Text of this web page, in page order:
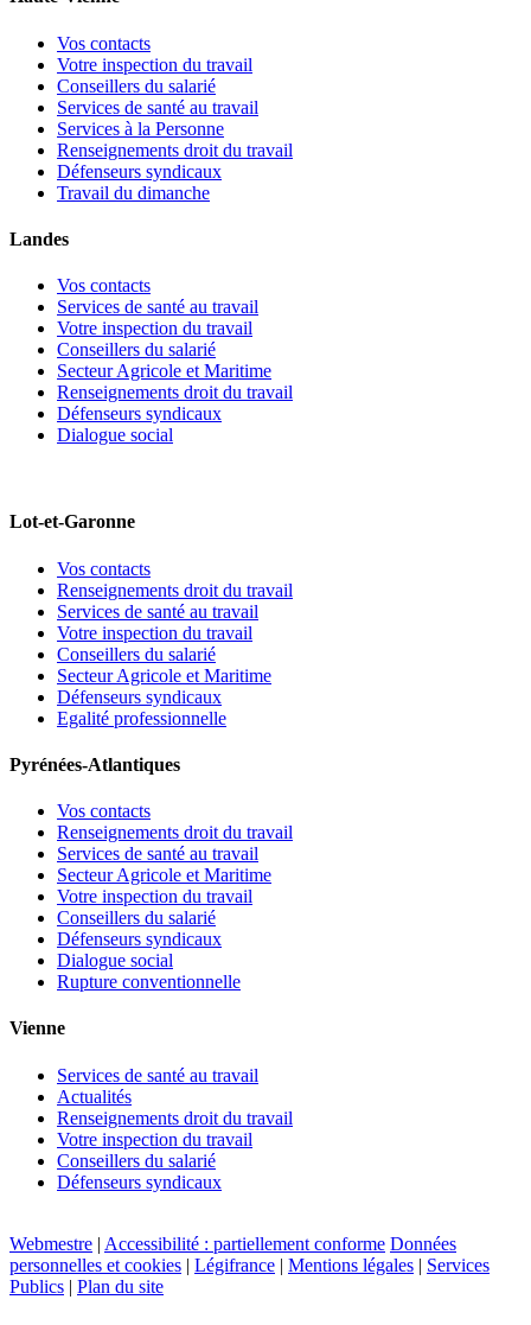
Vos contacts
Votre inspection du travail
Conseillers du salarié
Services de santé au travail
Services à la Personne
Renseignements droit du travail
Défenseurs syndicaux
Travail du dimanche
Landes
Vos contacts
Services de santé au travail
Votre inspection du travail
Conseillers du salarié
Secteur Agricole et Maritime
Renseignements droit du travail
Défenseurs syndicaux
Dialogue social
Lot-et-Garonne
Vos contacts
Renseignements droit du travail
Services de santé au travail
Votre inspection du travail
Conseillers du salarié
Secteur Agricole et Maritime
Défenseurs syndicaux
Egalité professionnelle
Pyrénées-Atlantiques
Vos contacts
Renseignements droit du travail
Services de santé au travail
Secteur Agricole et Maritime
Votre inspection du travail
Conseillers du salarié
Défenseurs syndicaux
Dialogue social
Rupture conventionnelle
Vienne
Services de santé au travail
Actualités
Renseignements droit du travail
Votre inspection du travail
Conseillers du salarié
Défenseurs syndicaux
Webmestre | Accessibilité : partiellement conforme Données
personnelles et cookies | Légifrance | Mentions légales | Services
Publics | Plan du site